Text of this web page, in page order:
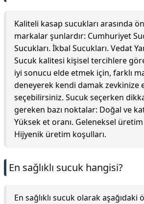
Kaliteli kasap sucukları arasında
markalar şunlardır: Cumhuriyet
Sucukları. İkbal Sucukları. Vedat
Sucuk kalitesi kişisel tercihlere
iyi sonucu elde etmek için, farklı
deneyerek kendi damak zevkinize
seçebilirsiniz. Sucuk seçerken
gereken bazı noktalar: Doğal ve
Yüksek et oranı. Geleneksel
Hijyenik üretim koşulları.
En sağlıklı sucuk hangisi?
En sağlıklı sucuk olarak aşağıdaki